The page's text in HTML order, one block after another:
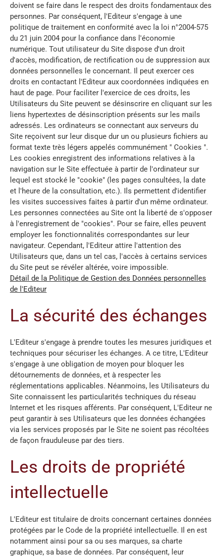
doivent se faire dans le respect des droits fondamentaux des
personnes. Par conséquent, l'Editeur s'engage à une
politique de traitement en conformité avec la loi n°2004-575
du 21 juin 2004 pour la confiance dans l'économie
numérique. Tout utilisateur du Site dispose d'un droit
d'accès, modification, de rectification ou de suppression aux
données personnelles le concernant. Il peut exercer ces
droits en contactant l'Editeur aux coordonnées indiquées en
haut de page. Pour faciliter l'exercice de ces droits, les
Utilisateurs du Site peuvent se désinscrire en cliquant sur les
liens hypertextes de désinscription présents sur les mails
adressés. Les ordinateurs se connectant aux serveurs du
Site reçoivent sur leur disque dur un ou plusieurs fichiers au
format texte très légers appelés communément " Cookies ".
Les cookies enregistrent des informations relatives à la
navigation sur le Site effectuée à partir de l'ordinateur sur
lequel est stocké le "cookie" (les pages consultées, la date
et l'heure de la consultation, etc.). Ils permettent d'identifier
les visites successives faites à partir d'un même ordinateur.
Les personnes connectées au Site ont la liberté de s'opposer
à l'enregistrement de "cookies". Pour se faire, elles peuvent
employer les fonctionnalités correspondantes sur leur
navigateur. Cependant, l'Editeur attire l'attention des
Utilisateurs que, dans un tel cas, l'accès à certains services
du Site peut se révéler altérée, voire impossible.
Détail de la Politique de Gestion des Données personnelles
de l'Editeur
La sécurité des échanges
L'Editeur s'engage à prendre toutes les mesures juridiques et
techniques pour sécuriser les échanges. A ce titre, L'Editeur
s'engage à une obligation de moyen pour bloquer les
détournements de données, et à respecter les
réglementations applicables. Néanmoins, les Utilisateurs du
Site connaissent les particularités techniques du réseau
Internet et les risques afférents. Par conséquent, L'Editeur ne
peut garantir à ses Utilisateurs que les données échangées
via les services proposés par le Site ne soient pas récoltées
de façon frauduleuse par des tiers.
Les droits de propriété
intellectuelle
L'Editeur est titulaire de droits concernant certaines données
protégées par le Code de la propriété intellectuelle. Il en est
notamment ainsi pour sa ou ses marques, sa charte
graphique, sa base de données. Par conséquent, leur